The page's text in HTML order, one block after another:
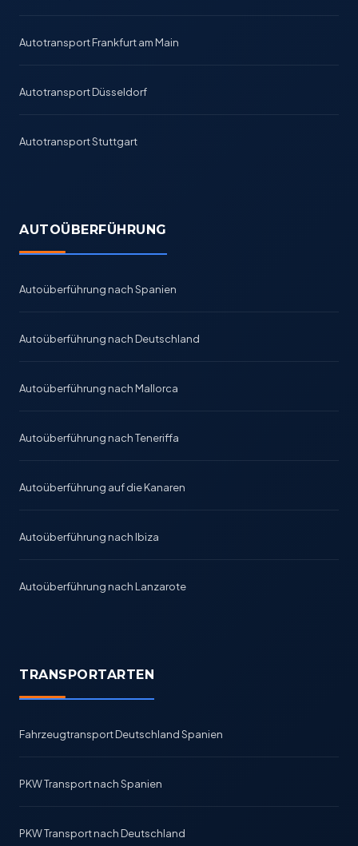
Autotransport Frankfurt am Main
Autotransport Düsseldorf
Autotransport Stuttgart
AUTOÜBERFÜHRUNG
Autoüberführung nach Spanien
Autoüberführung nach Deutschland
Autoüberführung nach Mallorca
Autoüberführung nach Teneriffa
Autoüberführung auf die Kanaren
Autoüberführung nach Ibiza
Autoüberführung nach Lanzarote
TRANSPORTARTEN
Fahrzeugtransport Deutschland Spanien
PKW Transport nach Spanien
PKW Transport nach Deutschland